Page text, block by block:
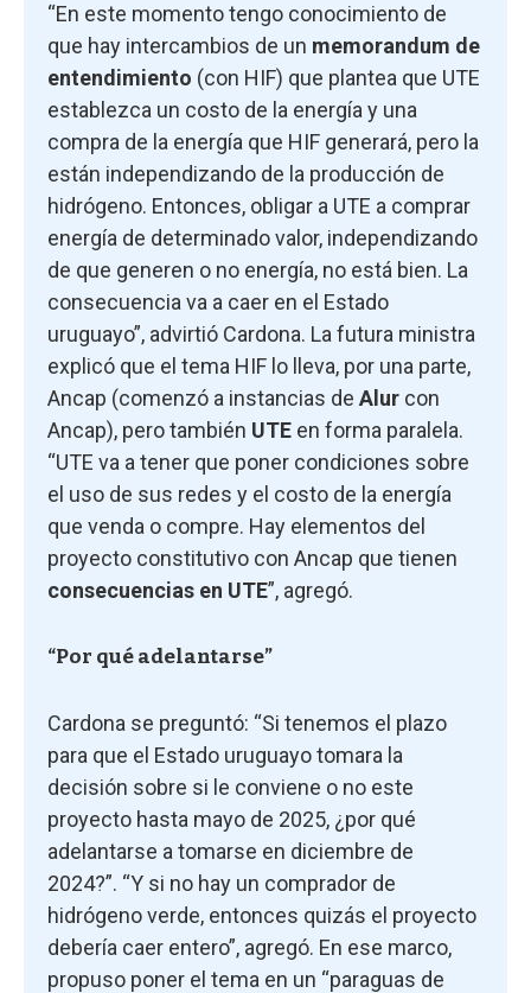
“En este momento tengo conocimiento de
que hay intercambios de un memorandum de
entendimiento (con HIF) que plantea que UTE
establezca un costo de la energía y una
compra de la energía que HIF generará, pero la
están independizando de la producción de
hidrógeno. Entonces, obligar a UTE a comprar
energía de determinado valor, independizando
de que generen o no energía, no está bien. La
consecuencia va a caer en el Estado
uruguayo”, advirtió Cardona. La futura ministra
explicó que el tema HIF lo lleva, por una parte,
Ancap (comenzó a instancias de Alur con
Ancap), pero también UTE en forma paralela.
“UTE va a tener que poner condiciones sobre
el uso de sus redes y el costo de la energía
que venda o compre. Hay elementos del
proyecto constitutivo con Ancap que tienen
consecuencias en UTE”, agregó.
“Por qué adelantarse”
Cardona se preguntó: “Si tenemos el plazo
para que el Estado uruguayo tomara la
decisión sobre si le conviene o no este
proyecto hasta mayo de 2025, ¿por qué
adelantarse a tomarse en diciembre de
2024?”. “Y si no hay un comprador de
hidrógeno verde, entonces quizás el proyecto
debería caer entero”, agregó. En ese marco,
propuso poner el tema en un “paraguas de